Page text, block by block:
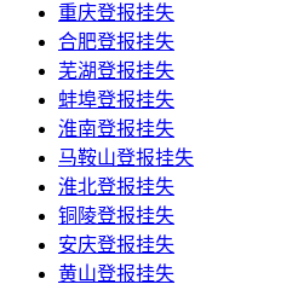
重庆登报挂失
合肥登报挂失
芜湖登报挂失
蚌埠登报挂失
淮南登报挂失
马鞍山登报挂失
淮北登报挂失
铜陵登报挂失
安庆登报挂失
黄山登报挂失